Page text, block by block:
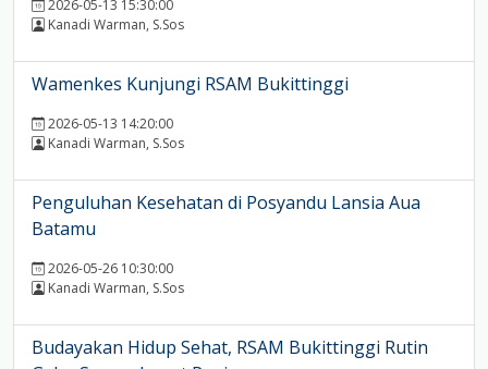
2026-05-13 15:30:00
Kanadi Warman, S.Sos
Wamenkes Kunjungi RSAM Bukittinggi
2026-05-13 14:20:00
Kanadi Warman, S.Sos
Penguluhan Kesehatan di Posyandu Lansia Aua
Batamu
2026-05-26 10:30:00
Kanadi Warman, S.Sos
Budayakan Hidup Sehat, RSAM Bukittinggi Rutin